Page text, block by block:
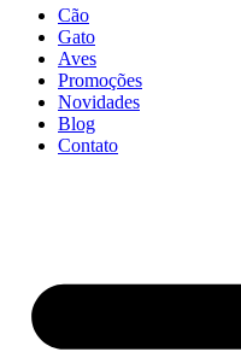
Cão
Gato
Aves
Promoções
Novidades
Blog
Contato